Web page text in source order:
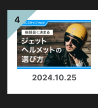
2024.10.25